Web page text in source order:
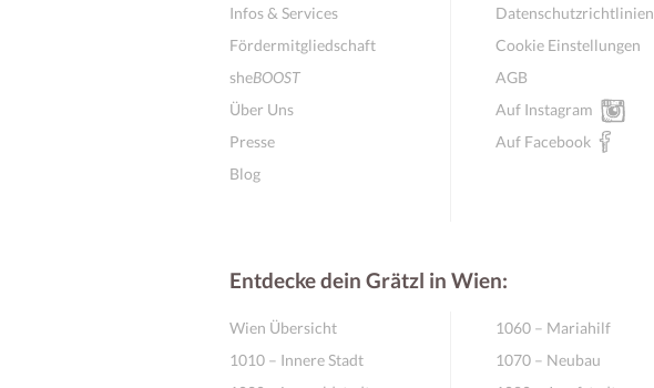
Infos & Services
Fördermitgliedschaft
sheBOOST
Über Uns
Presse
Blog
Datenschutzrichtlinien
Cookie Einstellungen
AGB
Auf Instagram
Auf Facebook
Entdecke dein Grätzl in Wien:
Wien Übersicht
1010 – Innere Stadt
1060 – Mariahilf
1070 – Neubau